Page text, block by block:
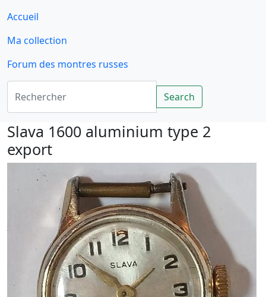
Accueil
Ma collection
Forum des montres russes
Rechercher
Search
Slava 1600 aluminium type 2
export